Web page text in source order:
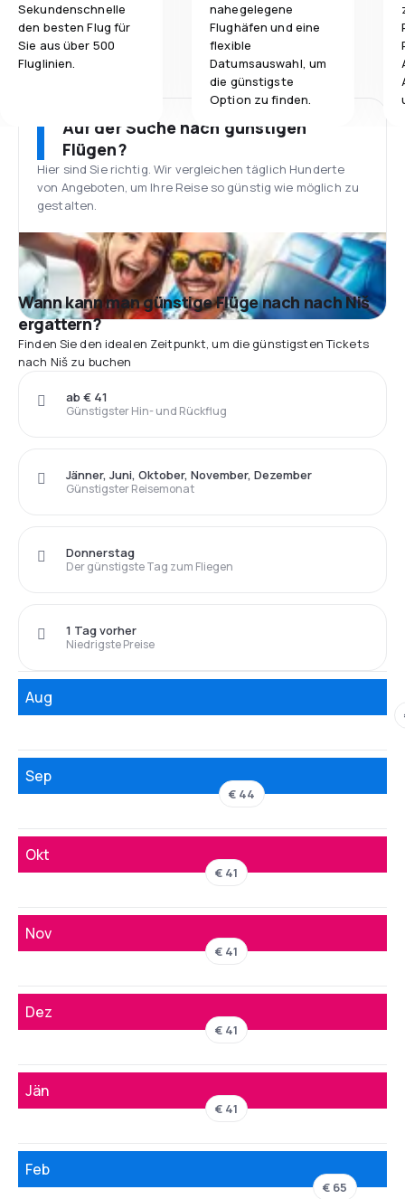
Sekundenschnelle
den besten Flug für
Sie aus über 500
Fluglinien.
nahegelegene
Flughäfen und eine
flexible
Datumsauswahl, um
die günstigste
Option zu finden.
Auf der Suche nach günstigen
Flügen?
Hier sind Sie richtig. Wir vergleichen täglich Hunderte
von Angeboten, um Ihre Reise so günstig wie möglich zu
gestalten.
Wann kann man günstige Flüge nach nach Niš
ergattern?
Finden Sie den idealen Zeitpunkt, um die günstigsten Tickets
nach Niš zu buchen
Günstigster Hin- und Rückflug
ab € 41
Günstigster Reisemonat
Jänner, Juni, Oktober, November, Dezember
Der günstigste Tag zum Fliegen
Donnerstag
Niedrigste Preise
1 Tag vorher
Aug
Sep
€ 44
Okt
€ 41
Nov
€ 41
Dez
€ 41
Jän
€ 41
Feb
€ 65